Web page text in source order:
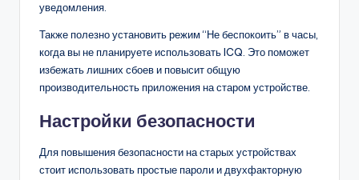
уведомления.
Также полезно установить режим “Не беспокоить” в часы,
когда вы не планируете использовать ICQ. Это поможет
избежать лишних сбоев и повысит общую
производительность приложения на старом устройстве.
Настройки безопасности
Для повышения безопасности на старых устройствах
стоит использовать простые пароли и двухфакторную